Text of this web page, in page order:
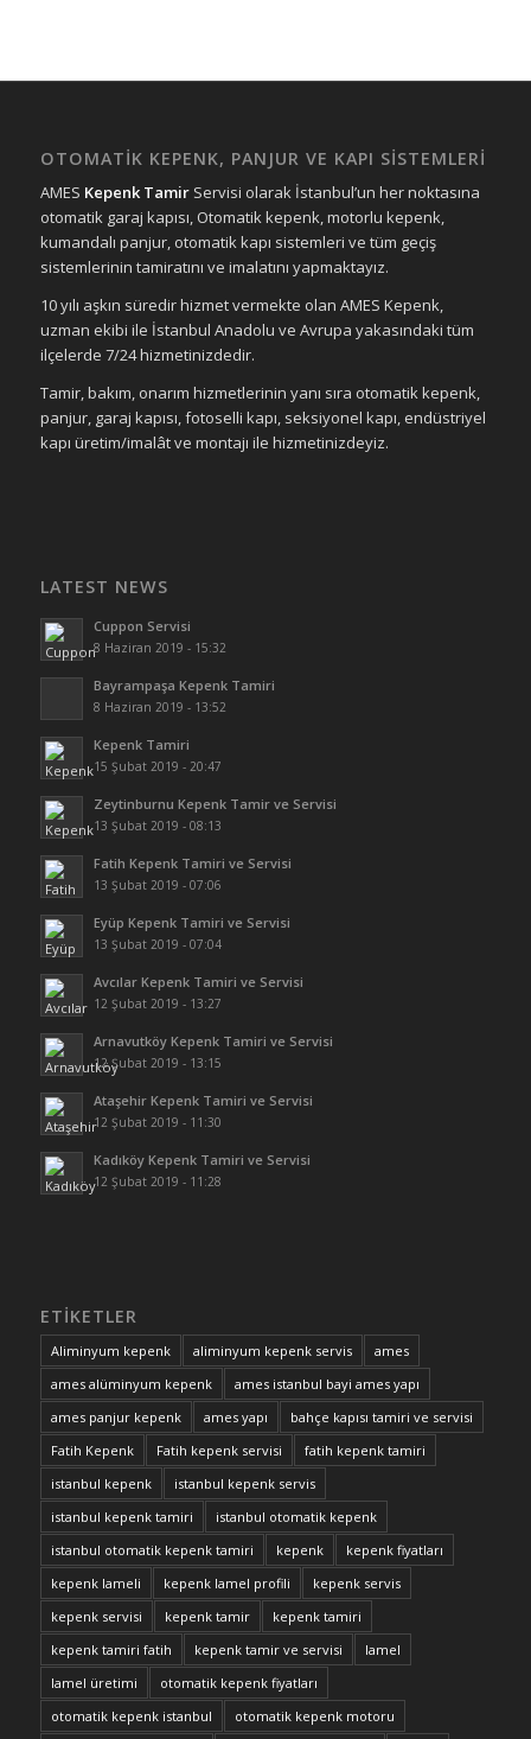
OTOMATİK KEPENK, PANJUR VE KAPI SİSTEMLERİ
AMES Kepenk Tamir Servisi olarak İstanbul’un her noktasına
otomatik garaj kapısı, Otomatik kepenk, motorlu kepenk,
kumandalı panjur, otomatik kapı sistemleri ve tüm geçiş
sistemlerinin tamiratını ve imalatını yapmaktayız.
10 yılı aşkın süredir hizmet vermekte olan AMES Kepenk,
uzman ekibi ile İstanbul Anadolu ve Avrupa yakasındaki tüm
ilçelerde 7/24 hizmetinizdedir.
Tamir, bakım, onarım hizmetlerinin yanı sıra otomatik kepenk,
panjur, garaj kapısı, fotoselli kapı, seksiyonel kapı, endüstriyel
kapı üretim/imalât ve montajı ile hizmetinizdeyiz.
LATEST NEWS
Cuppon Servisi
8 Haziran 2019 - 15:32
Bayrampaşa Kepenk Tamiri
8 Haziran 2019 - 13:52
Kepenk Tamiri
15 Şubat 2019 - 20:47
Zeytinburnu Kepenk Tamir ve Servisi
13 Şubat 2019 - 08:13
Fatih Kepenk Tamiri ve Servisi
13 Şubat 2019 - 07:06
Eyüp Kepenk Tamiri ve Servisi
13 Şubat 2019 - 07:04
Avcılar Kepenk Tamiri ve Servisi
12 Şubat 2019 - 13:27
Arnavutköy Kepenk Tamiri ve Servisi
12 Şubat 2019 - 13:15
Ataşehir Kepenk Tamiri ve Servisi
12 Şubat 2019 - 11:30
Kadıköy Kepenk Tamiri ve Servisi
12 Şubat 2019 - 11:28
ETIKETLER
Aliminyum kepenk aliminyum kepenk servis
ames
ames alüminyum kepenk
ames istanbul bayi ames yapı
ames panjur kepenk
ames yapı
bahçe kapısı tamiri ve servisi
Fatih Kepenk
Fatih kepenk servisi
fatih kepenk tamiri
istanbul kepenk
istanbul kepenk servis
istanbul kepenk tamiri
istanbul otomatik kepenk
istanbul otomatik kepenk tamiri
kepenk
kepenk fiyatları
kepenk lameli
kepenk lamel profili
kepenk servis
kepenk servisi
kepenk tamir
kepenk tamiri
kepenk tamiri fatih
kepenk tamir ve servisi
lamel
lamel üretimi
otomatik kepenk fiyatları
otomatik kepenk istanbul
otomatik kepenk motoru